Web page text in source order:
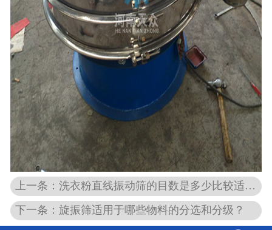
上一条：洗衣粉直线振动筛的目数是多少比较适合？
下一条：旋振筛适用于哪些物料的分选和分级？